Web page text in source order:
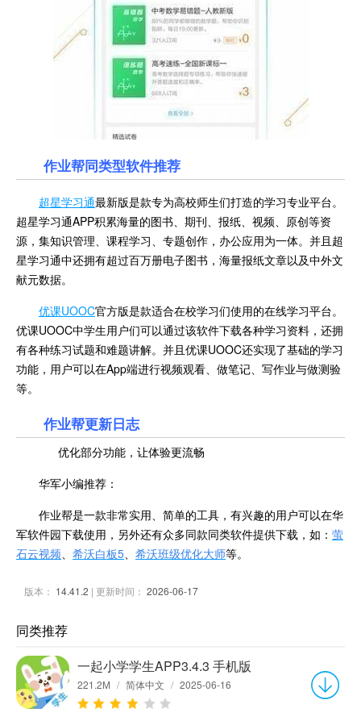
作业帮同类型软件推荐
超星学习通最新版是款专为高校师生们打造的学习专业平台。
超星学习通APP积累海量的图书、期刊、报纸、视频、原创等资
源，集知识管理、课程学习、专题创作，办公应用为一体。并且超
星学习通中还拥有超过百万册电子图书，海量报纸文章以及中外文
献元数据。
优课UOOC官方版是款适合在校学习们使用的在线学习平台。
优课UOOC中学生用户们可以通过该软件下载各种学习资料，还拥
有各种练习试题和难题讲解。并且优课UOOC还实现了基础的学习
功能，用户可以在App端进行视频观看、做笔记、写作业与做测验
等。
作业帮更新日志
优化部分功能，让体验更流畅
华军小编推荐：
作业帮是一款非常实用、简单的工具，有兴趣的用户可以在华
军软件园下载使用，另外还有众多同款同类软件提供下载，如： 萤
石云视频、 希沃白板5、 希沃班级优化大师等。
版本： 14.41.2 | 更新时间： 2026-06-17
同类推荐
一起小学学生APP3.4.3 手机版
221.2M / 简体中文 / 2025-06-16